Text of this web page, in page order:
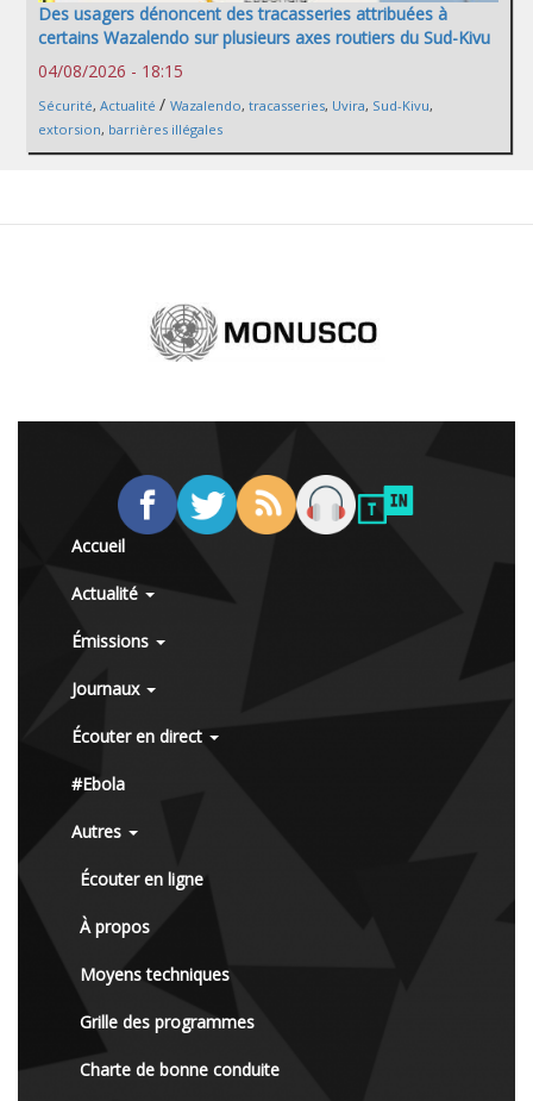
Des usagers dénoncent des tracasseries attribuées à
certains Wazalendo sur plusieurs axes routiers du Sud-Kivu
04/08/2026 - 18:15
Sécurité, Actualité / Wazalendo, tracasseries, Uvira, Sud-Kivu,
extorsion, barrières illégales
Accueil
Actualité
Émissions
Journaux
Écouter en direct
#Ebola
Autres
Écouter en ligne
À propos
Moyens techniques
Grille des programmes
Charte de bonne conduite